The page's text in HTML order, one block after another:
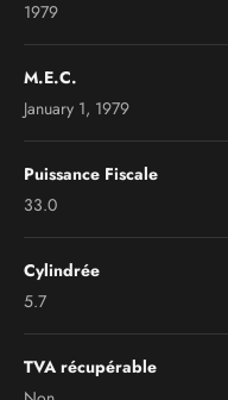
1979
M.E.C.
January 1, 1979
Puissance Fiscale
33.0
Cylindrée
5.7
TVA récupérable